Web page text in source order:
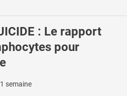
: Le rapport
pour
semaine